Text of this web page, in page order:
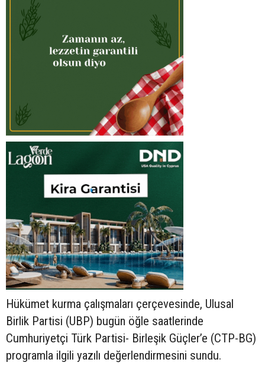
Hükümet kurma çalışmaları çerçevesinde, Ulusal
Birlik Partisi (UBP) bugün öğle saatlerinde
Cumhuriyetçi Türk Partisi- Birleşik Güçler’e (CTP-BG)
programla ilgili yazılı değerlendirmesini sundu.